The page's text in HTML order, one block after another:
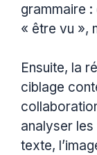
grammaire :
« être vu »,
Ensuite, la
ciblage
analyser
texte,